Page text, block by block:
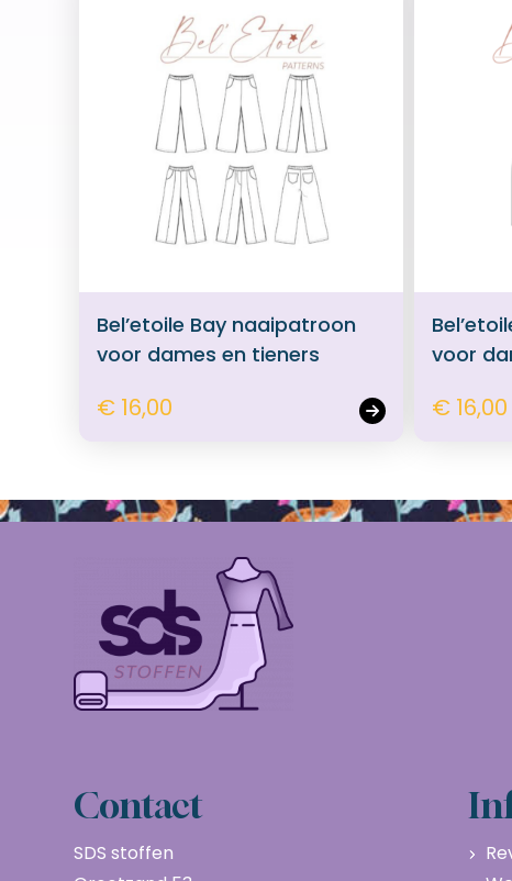
Bel’etoile Bay naaipatroon
voor dames en tieners
€ 16,00
voor
€ 16,00
Contact
SDS stoffen